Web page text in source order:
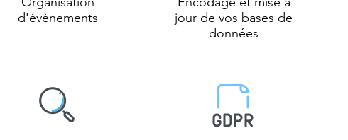
d'évènements
jour de vos bases de
données